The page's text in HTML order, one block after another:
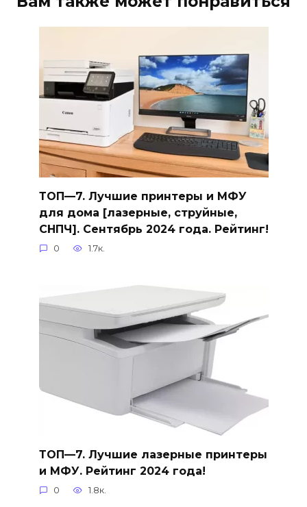
ТОП—7. Лучшие принтеры и МФУ
для дома [лазерные, струйные,
СНПЧ]. Сентябрь 2024 года. Рейтинг!
0 1.7к.
ТОП—7. Лучшие лазерные принтеры
и МФУ. Рейтинг 2024 года!
0 1.8к.